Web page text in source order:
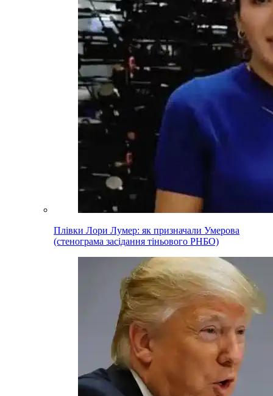
Плівки Лори Лумер: як призначали Умерова
(стенограма засідання тіньового РНБО)